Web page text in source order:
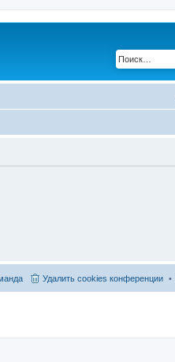
Удалить cookies конференции